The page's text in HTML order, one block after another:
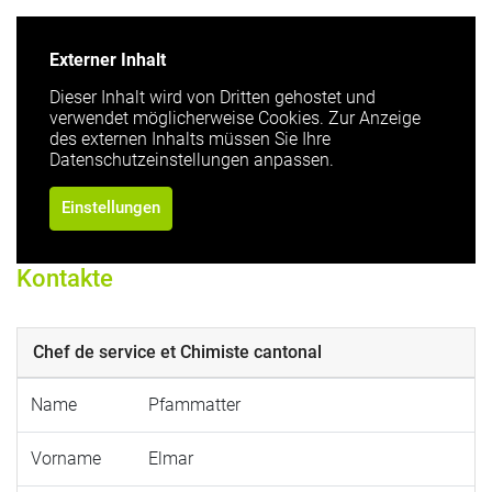
Externer Inhalt
Dieser Inhalt wird von Dritten gehostet und
verwendet möglicherweise Cookies. Zur Anzeige
des externen Inhalts müssen Sie Ihre
Datenschutzeinstellungen anpassen.
Einstellungen
Kontakte
Chef de service et Chimiste cantonal
Name Pfammatter
Vorname Elmar